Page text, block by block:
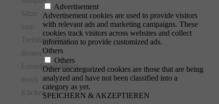
Sätze
zum
Treibhauseffekt,
dessen
Entstehungsablauf
durch
Klicken
Advertisement
Advertisement cookies are used to provide visitors
with relevant ads and marketing campaigns. These
cookies track visitors across websites and collect
information to provide customized ads.
Others
Others
Other uncategorized cookies are those that are being
analyzed and have not been classified into a
category as yet.
SPEICHERN & AKZEPTIEREN